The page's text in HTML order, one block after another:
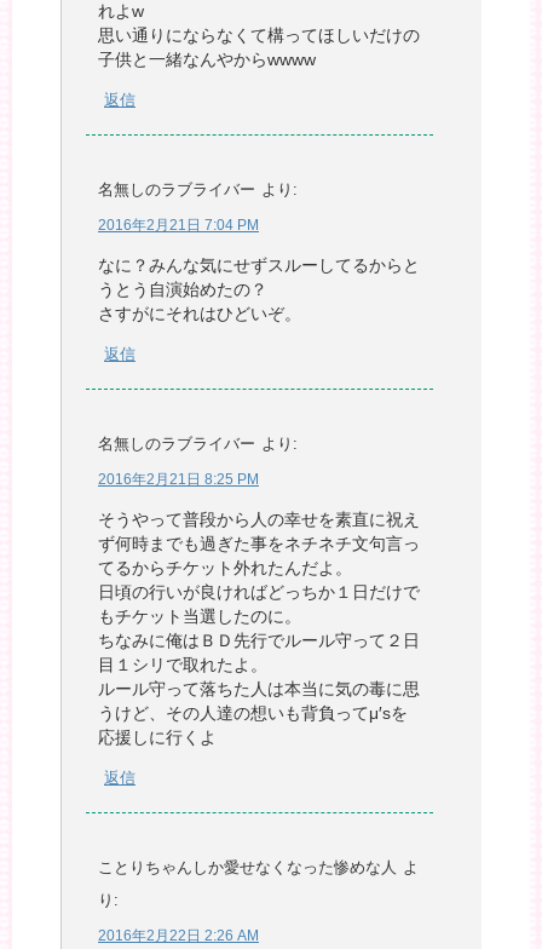
れよw
思い通りにならなくて構ってほしいだけの
子供と一緒なんやからwwww
返信
名無しのラブライバー より:
2016年2月21日 7:04 PM
なに？みんな気にせずスルーしてるからと
うとう自演始めたの？
さすがにそれはひどいぞ。
返信
名無しのラブライバー より:
2016年2月21日 8:25 PM
そうやって普段から人の幸せを素直に祝え
ず何時までも過ぎた事をネチネチ文句言っ
てるからチケット外れたんだよ。
日頃の行いが良ければどっちか１日だけで
もチケット当選したのに。
ちなみに俺はＢＤ先行でルール守って２日
目１シリで取れたよ。
ルール守って落ちた人は本当に気の毒に思
うけど、その人達の想いも背負ってμ′sを
応援しに行くよ
返信
ことりちゃんしか愛せなくなった惨めな人 よ
り:
2016年2月22日 2:26 AM